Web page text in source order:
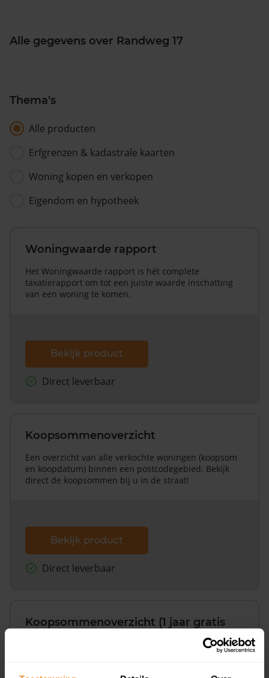
Alle gegevens over Randweg 17
Thema's
Alle producten
Erfgrenzen & kadastrale kaarten
Woning kopen en verkopen
Eigendom en hypotheek
Woningwaarde rapport
Het Woningwaarde rapport is hét complete
taxatierapport om tot een juiste waarde inschatting
van een woning te komen.
Bekijk product
Direct leverbaar
Koopsommenoverzicht
Een overzicht van alle verkochte woningen (koopsom
en koopdatum) binnen een postcodegebied. Bekijk
direct de koopsommen bij u in de straat!
Bekijk product
Direct leverbaar
Koopsommenoverzicht (1 jaar gratis